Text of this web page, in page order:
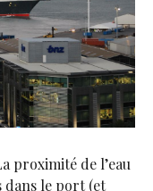
proximité de l’eau
dans le port (et